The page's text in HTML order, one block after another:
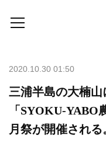
2020.10.30 01:50
三浦半島の大楠
「SYOKU-
月祭が開催される